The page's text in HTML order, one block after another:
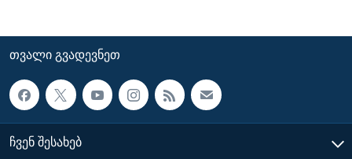
ᲗᲕᲐᲚᲘ ᲒᲕᲐᲓᲔᲕᲜᲔᲗ
ᲩᲕᲔᲜ ᲨᲔᲡᲐᲮᲔᲑ